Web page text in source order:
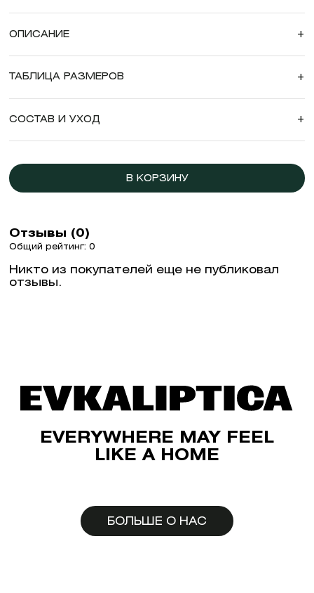
ОПИСАНИЕ +
ТАБЛИЦА РАЗМЕРОВ +
СОСТАВ И УХОД +
В КОРЗИНУ
Отзывы (0)
Общий рейтинг: 0
Никто из покупателей еще не публиковал
отзывы.
EVERYWHERE MAY FEEL
LIKE A HOME
БОЛЬШЕ О НАС